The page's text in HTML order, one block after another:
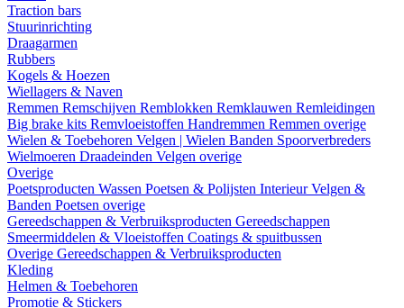
Traction bars
Stuurinrichting
Draagarmen
Rubbers
Kogels & Hoezen
Wiellagers & Naven
Remmen Remschijven Remblokken Remklauwen Remleidingen
Big brake kits Remvloeistoffen Handremmen Remmen overige
Wielen & Toebehoren Velgen | Wielen Banden Spoorverbreders
Wielmoeren Draadeinden Velgen overige
Overige
Poetsproducten Wassen Poetsen & Polijsten InterieurVelgen &
Banden Poetsen overige
Gereedschappen & Verbruiksproducten Gereedschappen
Smeermiddelen & Vloeistoffen Coatings & spuitbussen
Overige Gereedschappen & Verbruiksproducten
Kleding
Helmen & Toebehoren
Promotie & Stickers